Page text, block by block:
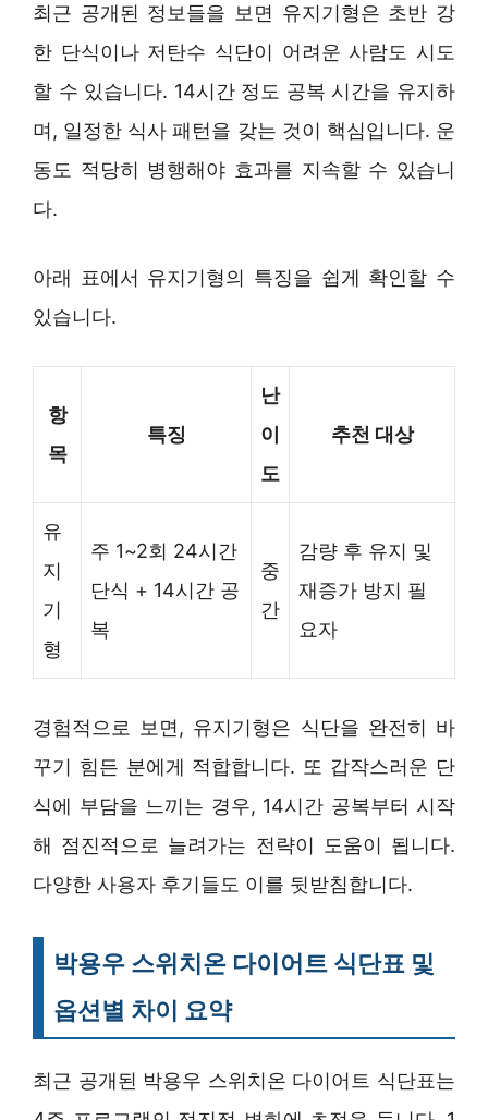
최근 공개된 정보들을 보면 유지기형은 초반 강
한 단식이나 저탄수 식단이 어려운 사람도 시도
할 수 있습니다. 14시간 정도 공복 시간을 유지하
며, 일정한 식사 패턴을 갖는 것이 핵심입니다. 운
동도 적당히 병행해야 효과를 지속할 수 있습니
다.
아래 표에서 유지기형의 특징을 쉽게 확인할 수
있습니다.
항
목
특징
난
이
도
추천 대상
유
지
기
형
주 1~2회 24시간
단식 + 14시간 공
복
중
간
감량 후 유지 및
재증가 방지 필
요자
경험적으로 보면, 유지기형은 식단을 완전히 바
꾸기 힘든 분에게 적합합니다. 또 갑작스러운 단
식에 부담을 느끼는 경우, 14시간 공복부터 시작
해 점진적으로 늘려가는 전략이 도움이 됩니다.
다양한 사용자 후기들도 이를 뒷받침합니다.
박용우 스위치온 다이어트 식단표 및
옵션별 차이 요약
최근 공개된 박용우 스위치온 다이어트 식단표는